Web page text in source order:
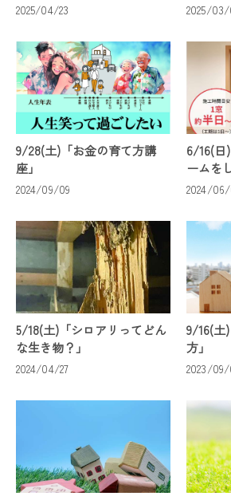
2025/04/23 2025/
9/28(土)「お金の育て方講
座」
2024/09/09
6/16(日
ームを
2024/
5/18(土)「シロアリってどん
な生き物？」
2024/04/27
9/16(土
方」
2023/09/